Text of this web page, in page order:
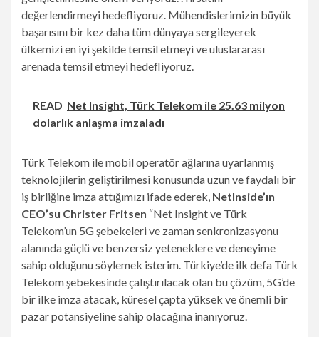
değerlendirmeyi hedefliyoruz. Mühendislerimizin büyük
başarısını bir kez daha tüm dünyaya sergileyerek
ülkemizi en iyi şekilde temsil etmeyi ve uluslararası
arenada temsil etmeyi hedefliyoruz.
READ Net Insight, Türk Telekom ile 25.63 milyon
dolarlık anlaşma imzaladı
Türk Telekom ile mobil operatör ağlarına uyarlanmış
teknolojilerin geliştirilmesi konusunda uzun ve faydalı bir
iş birliğine imza attığımızı ifade ederek, NetInside’ın
CEO’su Christer Fritsen “Net Insight ve Türk
Telekom’un 5G şebekeleri ve zaman senkronizasyonu
alanında güçlü ve benzersiz yeteneklere ve deneyime
sahip olduğunu söylemek isterim. Türkiye’de ilk defa Türk
Telekom şebekesinde çalıştırılacak olan bu çözüm, 5G’de
bir ilke imza atacak, küresel çapta yüksek ve önemli bir
pazar potansiyeline sahip olacağına inanıyoruz.